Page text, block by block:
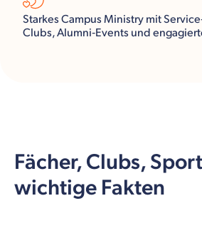
Starkes Campus Ministry mit
Clubs, Alumni‑Events und
Fächer, Clubs,
wichtige Fakten